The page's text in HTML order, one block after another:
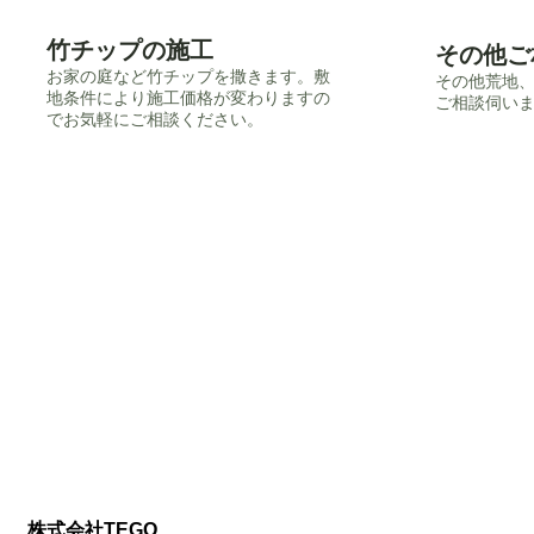
竹チップの施工
​お家の庭など竹チップを撒きます。敷
地条件により施工価格が変わりますの
でお気軽にご相談ください。
その他
その他荒地
ご相談伺い
株式会社TEGO